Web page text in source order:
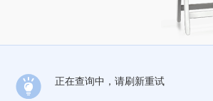
正在查询中，请刷新重试